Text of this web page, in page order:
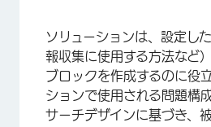
ソリューションは、設定し
報収集に使用する方法など
ブロックを作成するのに役
ションで使用される問題構
サーチデザインに基づき、